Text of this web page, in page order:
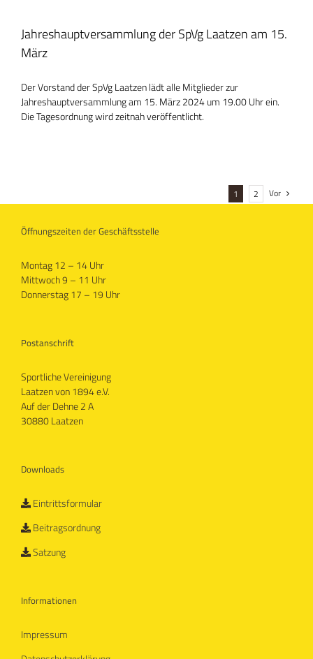
Jahreshauptversammlung der SpVg Laatzen am 15.
März
Der Vorstand der SpVg Laatzen lädt alle Mitglieder zur
Jahreshauptversammlung am 15. März 2024 um 19.00 Uhr ein.
Die Tagesordnung wird zeitnah veröffentlicht.
1 2 Vor
Öffnungszeiten der Geschäftsstelle
Montag 12 – 14 Uhr
Mittwoch 9 – 11 Uhr
Donnerstag 17 – 19 Uhr
Postanschrift
Sportliche Vereinigung
Laatzen von 1894 e.V.
Auf der Dehne 2 A
30880 Laatzen
Downloads
Eintrittsformular
Beitragsordnung
Satzung
Informationen
Impressum